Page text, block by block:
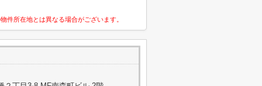
件所在地とは異なる場合がございます。